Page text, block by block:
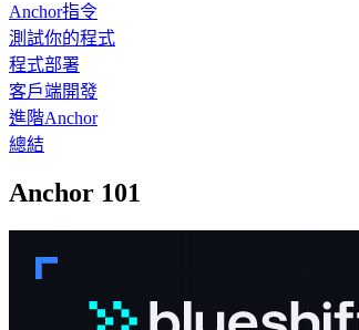
Anchor指令
測試你的程式
程式部署
客戶端開發
進階Anchor
總結
Anchor 101